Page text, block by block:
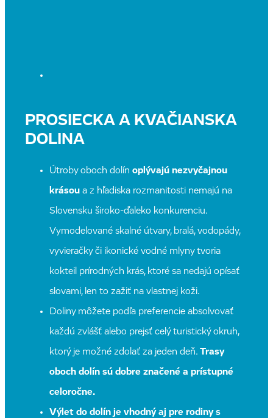
PROSIECKA A KVAČIANSKA
DOLINA
Útroby oboch dolínoplývajú nezvyčajnou
krásou a z hľadiska rozmanitosti nemajú na
Slovensku široko-ďaleko konkurenciu.
Vymodelované skalné útvary, bralá, vodopády,
vyvieračky či ikonické vodné mlyny tvoria
kokteil prírodných krás, ktoré sa nedajú opísať
slovami, len to zažiť na vlastnej koži.
Doliny môžete podľa preferencie absolvovať
každú zvlášť alebo prejsť celý turistický okruh,
ktorý je možné zdolať za jeden deň.Trasy
oboch dolín sú dobre značené a prístupné
celoročne.
Výlet do dolín je vhodný aj pre rodiny s